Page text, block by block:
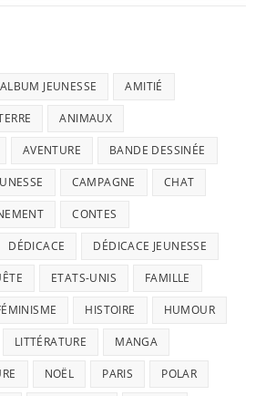
ALBUM JEUNESSE AMITIÉ
ANIMAUX
AVENTURE BANDE DESSINÉE
CAMPAGNE CHAT
CONTES
DÉDICACE DÉDICACE JEUNESSE
ETATS-UNIS FAMILLE
HISTOIRE HUMOUR
LITTÉRATURE MANGA
NOËL PARIS POLAR